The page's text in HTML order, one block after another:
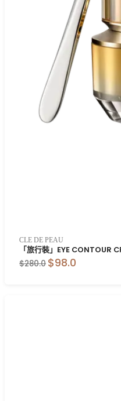
CLE DE PEAU
「旅行裝」EYE CONTOUR
$280.0 $98.0